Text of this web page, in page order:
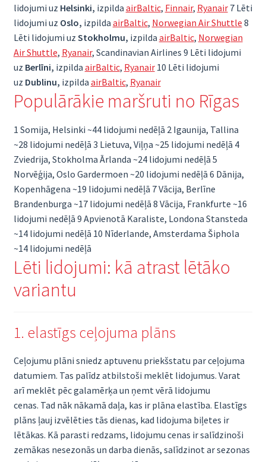
lidojumi uz Helsinki, izpilda airBaltic, Finnair, Ryanair7 Lēti
lidojumi uz Oslo, izpilda airBaltic, Norwegian Air Shuttle 8
Lēti lidojumi uz Stokholmu, izpilda airBaltic, Norwegian
Air Shuttle, Ryanair, Scandinavian Airlines 9 Lēti lidojumi
uz Berlīni, izpilda airBaltic, Ryanair10 Lēti lidojumi
uz Dublinu, izpilda airBaltic, Ryanair
Populārākie maršruti no Rīgas
1 Somija, Helsinki ~44 lidojumi nedēļā 2 Igaunija, Tallina
~28 lidojumi nedēļā 3 Lietuva, Viļņa ~25 lidojumi nedēļā 4
Zviedrija, Stokholma Ārlanda ~24 lidojumi nedēļā 5
Norvēģija, Oslo Gardermoen ~20 lidojumi nedēļā 6 Dānija,
Kopenhāgena ~19 lidojumi nedēļā 7 Vācija, Berlīne
Brandenburga ~17 lidojumi nedēļā 8 Vācija, Frankfurte ~16
lidojumi nedēļā 9 Apvienotā Karaliste, Londona Stansteda
~14 lidojumi nedēļā 10 Nīderlande, Amsterdama Šiphola
~14 lidojumi nedēļā
Lēti lidojumi: kā atrast lētāko
variantu
1. elastīgs ceļojuma plāns
Ceļojumu plāni sniedz aptuvenu priekšstatu par ceļojuma
datumiem. Tas palīdz atbilstoši meklēt lidojumus. Varat
arī meklēt pēc galamērķa un ņemt vērā lidojumu
cenas. Tad nāk nākamā daļa, kas ir plāna elastība. Elastīgs
plāns ļauj izvēlēties tās dienas, kad lidojuma biļetes ir
lētākas. Kā parasti redzams, lidojumu cenas ir salīdzinoši
zemākas nesezonās un darba dienās, salīdzinot ar sezonas